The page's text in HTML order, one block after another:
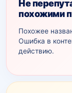
Не
похожими
Похожее
Ошибка в
действию.